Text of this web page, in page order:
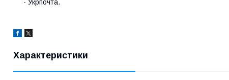
- Укрпочта.
Характеристики